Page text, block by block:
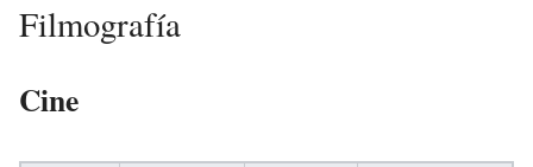
Filmografía
Cine